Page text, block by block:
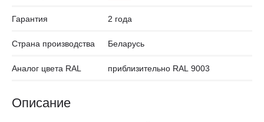
Гарантия 2 года
Страна производства Беларусь
Аналог цвета RAL приблизительно RAL 9003
Описание